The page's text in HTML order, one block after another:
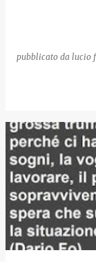
pubblicato da lucio